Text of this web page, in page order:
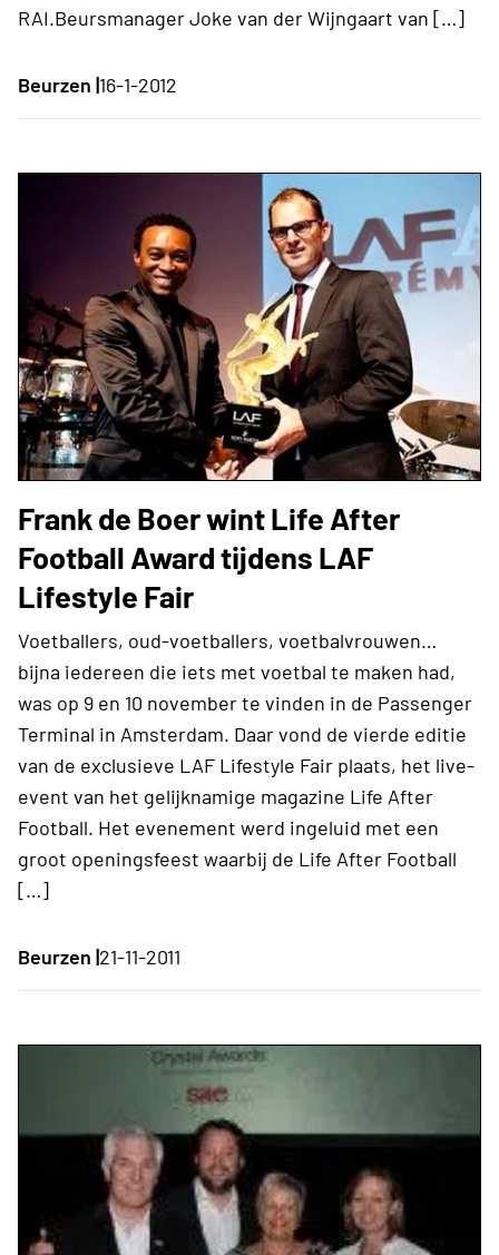
RAI.Beursmanager Joke van der Wijngaart van […]
Beurzen |16-1-2012
Frank de Boer wint Life After
Football Award tijdens LAF
Lifestyle Fair
Voetballers, oud-voetballers, voetbalvrouwen…
bijna iedereen die iets met voetbal te maken had,
was op 9 en 10 november te vinden in de Passenger
Terminal in Amsterdam. Daar vond de vierde editie
van de exclusieve LAF Lifestyle Fair plaats, het live-
event van het gelijknamige magazine Life After
Football. Het evenement werd ingeluid met een
groot openingsfeest waarbij de Life After Football
[…]
Beurzen |21-11-2011